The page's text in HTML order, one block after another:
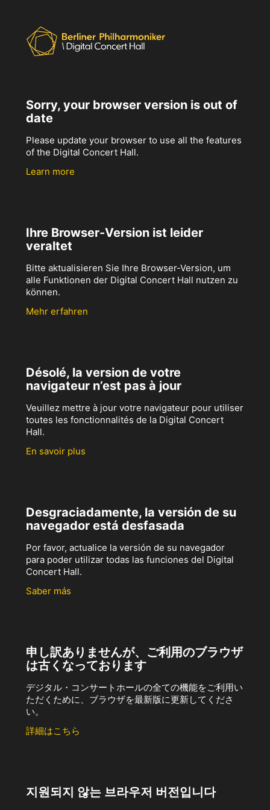
Sorry, your browser version is out of
date
Please update your browser to use all the features
of the Digital Concert Hall.
Learn more
Ihre Browser-Version ist leider
veraltet
Bitte aktualisieren Sie Ihre Browser-Version, um
alle Funktionen der Digital Concert Hall nutzen zu
können.
Mehr erfahren
Désolé, la version de votre
navigateur n’est pas à jour
Veuillez mettre à jour votre navigateur pour utiliser
toutes les fonctionnalités de la Digital Concert
Hall.
En savoir plus
Desgraciadamente, la versión de su
navegador está desfasada
Por favor, actualice la versión de su navegador
para poder utilizar todas las funciones del Digital
Concert Hall.
Saber más
申し訳ありませんが、ご利用のブラウザ
は古くなっております
デジタル・コンサートホールの全ての機能をご利用い
ただくために、ブラウザを最新版に更新してくださ
い。
詳細はこちら
지원되지 않는 브라우저 버전입니다